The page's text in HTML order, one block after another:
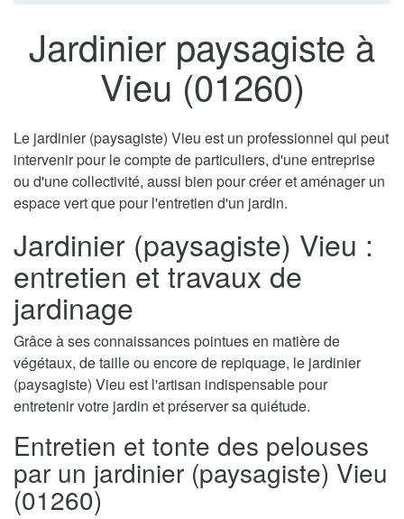
Jardinier paysagiste à
Vieu (01260)
Le jardinier (paysagiste) Vieu est un professionnel qui peut
intervenir pour le compte de particuliers, d'une entreprise
ou d'une collectivité, aussi bien pour créer et aménager un
espace vert que pour l'entretien d'un jardin.
Jardinier (paysagiste) Vieu :
entretien et travaux de
jardinage
Grâce à ses connaissances pointues en matière de
végétaux, de taille ou encore de repiquage, le jardinier
(paysagiste) Vieu est l'artisan indispensable pour
entretenir votre jardin et préserver sa quiétude.
Entretien et tonte des pelouses
par un jardinier (paysagiste) Vieu
(01260)